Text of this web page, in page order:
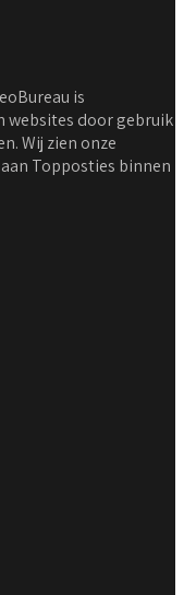
is
websites door gebruik
Wij zien onze
Topposties binnen